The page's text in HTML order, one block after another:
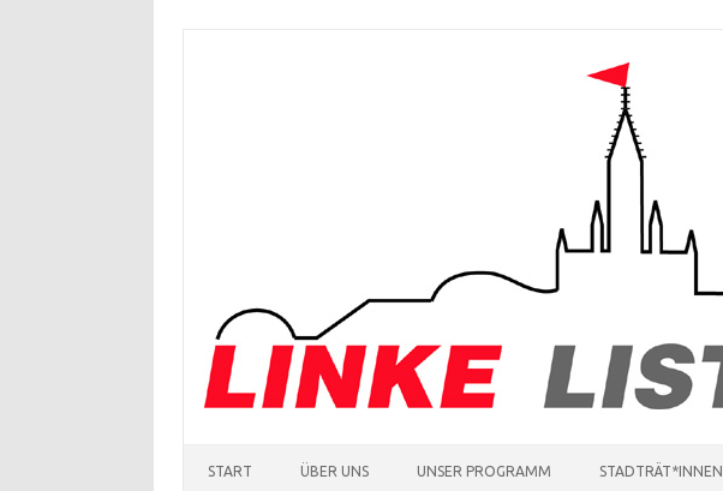
START ÜBER UNS UNSER PROGRAMM STADTRÄT*INNEN